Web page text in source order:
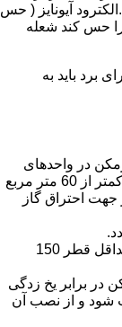
آیونایز ( حس
را حس کند شعله
برد باید به
در واحدهای
مسکونی و غیر مسکونی که مسحت آن ها کمتر از 60 متر مربع
جهت احتراق گاز
در بالای محل نصب آبگرمکن دودکشی با حداقل قطر 150
در برابر یخ زدگی
شود و از نصب آن